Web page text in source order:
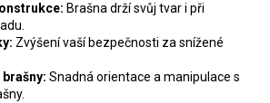
Brašna drží svůj tvar i při
Zvýšení vaší bezpečnosti za snížené
Snadná orientace a manipulace s